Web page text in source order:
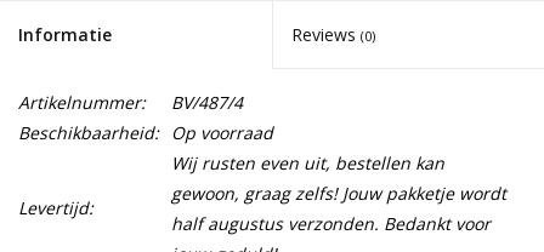
Informatie Reviews (0)
Artikelnummer:
BV/487/4
Beschikbaarheid: Op voorraad
Levertijd:
Wij rusten even uit, bestellen kan
gewoon, graag zelfs! Jouw pakketje wordt
half augustus verzonden. Bedankt voor